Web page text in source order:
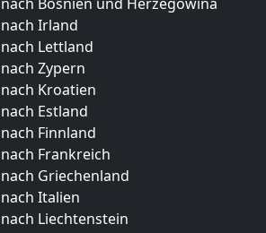
Irland
Lettland
Zypern
Kroatien
Estland
Finnland
Frankreich
Griechenland
Italien
Liechtenstein